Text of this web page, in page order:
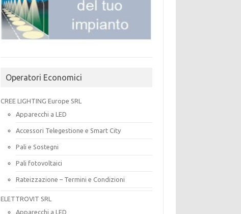
Operatori Economici
CREE LIGHTING Europe SRL
Apparecchi a LED
Accessori Telegestione e Smart City
Pali e Sostegni
Pali fotovoltaici
Rateizzazione – Termini e Condizioni
ELETTROVIT SRL
Apparecchi a LED